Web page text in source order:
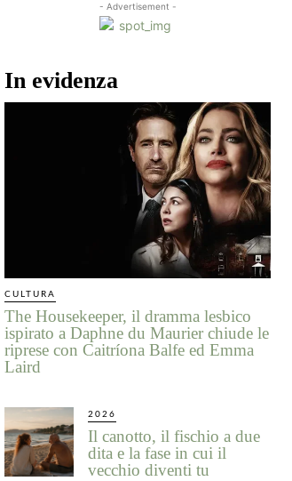
- Advertisement -
In evidenza
CULTURA
The Housekeeper, il dramma lesbico
ispirato a Daphne du Maurier chiude le
riprese con Caitríona Balfe ed Emma
Laird
2026
Il canotto, il fischio a due
dita e la fase in cui il
vecchio diventi tu